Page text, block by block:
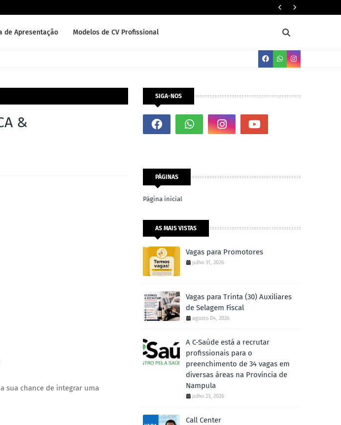
de Apresentação Modelos de CV Profissional
&
sua chance de integrar uma
SIGA-NOS
PÁGINAS
Página inicial
AS MAIS VISTAS
Vagas para Promotores
julho 31, 2026
Vagas para Trinta (30) Auxiliares
de Selagem Fiscal
agosto 04, 2026
A C-Saúde está a recrutar
profissionais para o
preenchimento de 34 vagas em
diversas áreas na Província de
Nampula
julho 23, 2026
Call Center